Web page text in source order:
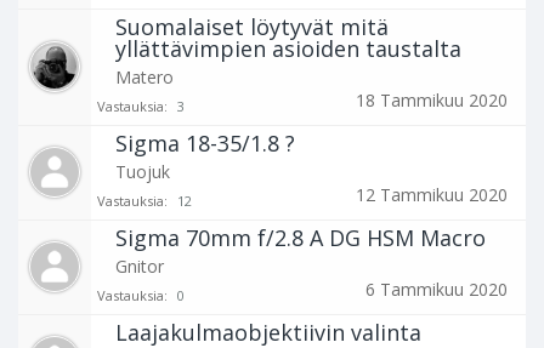
Suomalaiset löytyvät mitä
yllättävimpien asioiden taustalta
Matero
Vastauksia: 3 18 Tammikuu 2020
Sigma 18-35/1.8 ?
Tuojuk
Vastauksia: 12 12 Tammikuu 2020
Sigma 70mm f/2.8 A DG HSM Macro
Gnitor
Vastauksia: 0 6 Tammikuu 2020
Laajakulmaobjektiivin valinta